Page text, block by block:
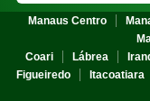
Manaus Centro
Coari
Lábrea
Figueiredo
Itacoatiara